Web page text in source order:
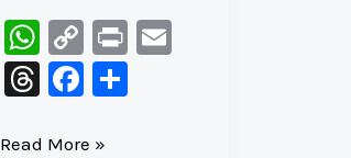
W
h
at
s
C
o
p
y
Pr
T
e
F
c
O
Read More »